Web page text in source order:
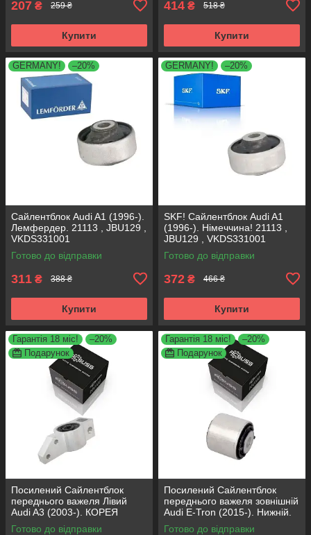
207 ₴ 259 ₴
Купити
414 ₴ 518 ₴
Купити
GERMANY! –20%
Сайлентблок Audi A1 (1996-).
Лемфердер. 21113 , JBU129 ,
VKDS331001
Готово до відправки
311 ₴ 388 ₴
Купити
GERMANY! –20%
SKF! Сайлентблок Audi A1
(1996-). Німеччина! 21113 ,
JBU129 , VKDS331001
Готово до відправки
372 ₴ 466 ₴
Купити
Гарантія 18 міс!
–20%
Подарунок
Посилений Сайлентблок
переднього важеля Лівий
Audi A3 (2003-). КОРЕЯ
Acsuss! 34762 , JBU691 ,
Готово до відправки
Гарантія 18 міс!
–20%
Подарунок
Посилений Сайлентблок
переднього важеля зовнішній
Audi E-Tron (2015-). Нижній.
КОРЕЯ Acsuss! FE175192 ,
Готово до відправки